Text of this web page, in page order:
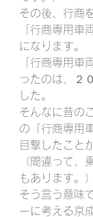
その後、行商
「行商専用車
になります。
「行商専用車
ったのは、２
した。
そんなに昔の
の「行商専用
目撃したこと
（間違って、
もあります。）
そう言う意味
一に考える京